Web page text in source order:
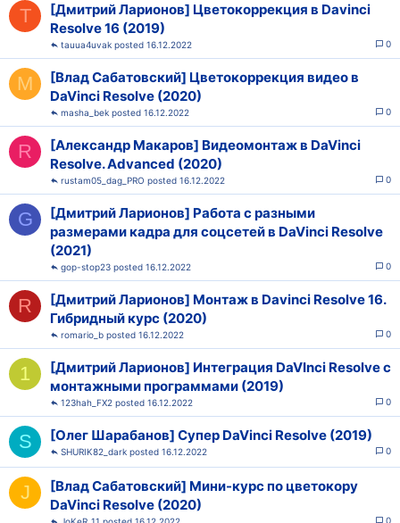
T
[Дмитрий Ларионов] Цветокоррекция в Davinci
Resolve 16 (2019)
0
16.12.2022
tauua4uvak
M
[Влад Сабатовский] Цветокоррекция видео в
DaVinci Resolve (2020)
0
16.12.2022
masha_bek
R
[Александр Макаров] Видеомонтаж в DaVinci
Resolve. Advanced (2020)
0
16.12.2022
rustam05_dag_PRO
G
[Дмитрий Ларионов] Работа с разными
размерами кадра для соцсетей в DaVinci Resolve
(2021)
0
16.12.2022
gop-stop23
R
[Дмитрий Ларионов] Монтаж в Davinci Resolve 16.
Гибридный курс (2020)
0
16.12.2022
romario_b
1
[Дмитрий Ларионов] Интеграция DaVInci Resolve с
монтажными программами (2019)
0
16.12.2022
123hah_FX2
S [Олег Шарабанов] Супер DaVinci Resolve (2019)
0
16.12.2022
SHURIK82_dark
J
[Влад Сабатовский] Мини-курс по цветокору
DaVinci Resolve (2020)
0